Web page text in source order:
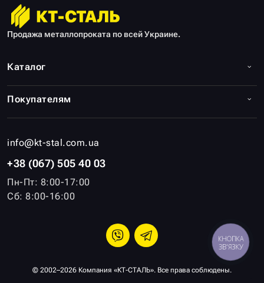
Продажа металлопроката по всей Украине.
info@kt-stal.com.ua
+38 (067) 505 40 03
Пн-Пт: 8:00-17:00
Сб: 8:00-16:00
Каталог
Покупателям
© 2002–2026 Компания «КТ-СТАЛЬ». Все права соблюдены.
КНОПКА
ЗВ'ЯЗКУ